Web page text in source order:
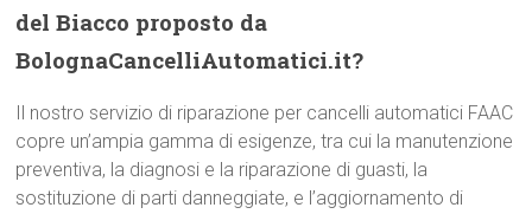
del Biacco proposto da
BolognaCancelliAutomatici.it?
Il nostro servizio di riparazione per cancelli automatici FAAC
copre un’ampia gamma di esigenze, tra cui la manutenzione
preventiva, la diagnosi e la riparazione di guasti, la
sostituzione di parti danneggiate, e l’aggiornamento di